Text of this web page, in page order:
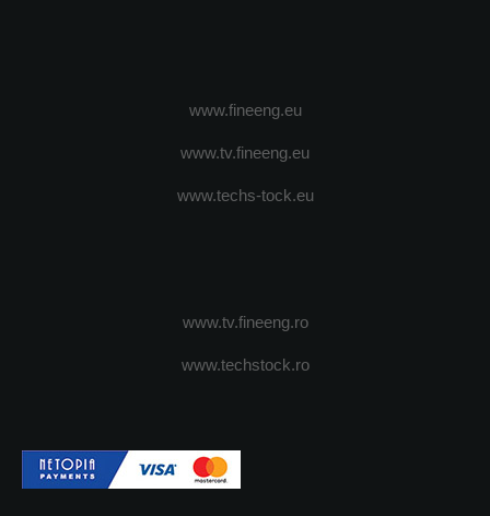
www.fineeng.eu
www.tv.fineeng.eu
www.techs-tock.eu
www.tv.fineeng.ro
www.techstock.ro